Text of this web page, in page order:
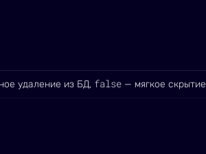
удаление из БД, false — мягкое скрытие